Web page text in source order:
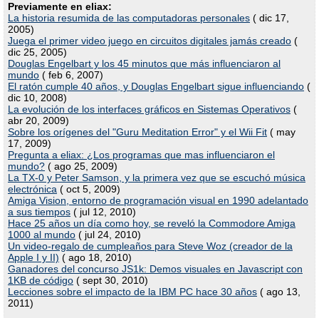
Previamente en eliax:
La historia resumida de las computadoras personales ( dic 17,
2005)
Juega el primer video juego en circuitos digitales jamás creado (
dic 25, 2005)
Douglas Engelbart y los 45 minutos que más influenciaron al
mundo ( feb 6, 2007)
El ratón cumple 40 años, y Douglas Engelbart sigue influenciando (
dic 10, 2008)
La evolución de los interfaces gráficos en Sistemas Operativos (
abr 20, 2009)
Sobre los orígenes del "Guru Meditation Error" y el Wii Fit ( may
17, 2009)
Pregunta a eliax: ¿Los programas que mas influenciaron el
mundo? ( ago 25, 2009)
La TX-0 y Peter Samson, y la primera vez que se escuchó música
electrónica ( oct 5, 2009)
Amiga Vision, entorno de programación visual en 1990 adelantado
a sus tiempos ( jul 12, 2010)
Hace 25 años un día como hoy, se reveló la Commodore Amiga
1000 al mundo ( jul 24, 2010)
Un video-regalo de cumpleaños para Steve Woz (creador de la
Apple I y II) ( ago 18, 2010)
Ganadores del concurso JS1k: Demos visuales en Javascript con
1KB de código ( sept 30, 2010)
Lecciones sobre el impacto de la IBM PC hace 30 años ( ago 13,
2011)